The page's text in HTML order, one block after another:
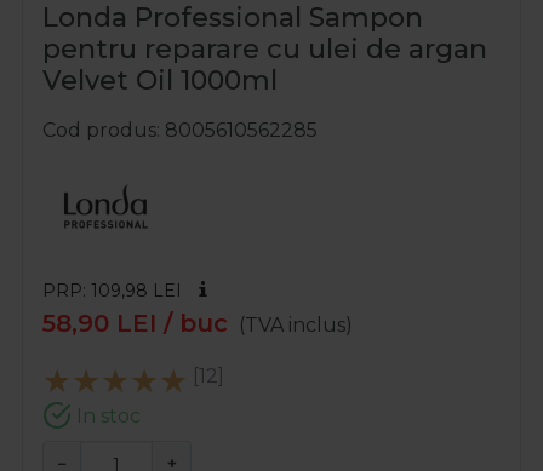
Londa Professional Sampon
pentru reparare cu ulei de argan
Velvet Oil 1000ml
Cod produs 8005610562285
PRP: 109,98 LEI
58,90 LEI / buc (TVA inclus)
[12]
In stoc
− +